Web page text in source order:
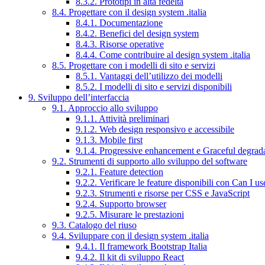
8.4. Progettare con il design system .italia
8.4.1. Documentazione
8.4.2. Benefici del design system
8.4.3. Risorse operative
8.4.4. Come contribuire al design system .italia
8.5. Progettare con i modelli di sito e servizi
8.5.1. Vantaggi dell’utilizzo dei modelli
8.5.2. I modelli di sito e servizi disponibili
9. Sviluppo dell’interfaccia
9.1. Approccio allo sviluppo
9.1.1. Attività preliminari
9.1.2. Web design responsivo e accessibile
9.1.3. Mobile first
9.1.4. Progressive enhancement e Graceful
9.2. Strumenti di supporto allo sviluppo del software
9.2.1. Feature detection
9.2.2. Verificare le feature disponibili con Can I
9.2.3. Strumenti e risorse per CSS e JavaScript
9.2.4. Supporto browser
9.2.5. Misurare le prestazioni
9.3. Catalogo del riuso
9.4. Sviluppare con il design system .italia
9.4.1. Il framework Bootstrap Italia
9.4.2. Il kit di sviluppo React